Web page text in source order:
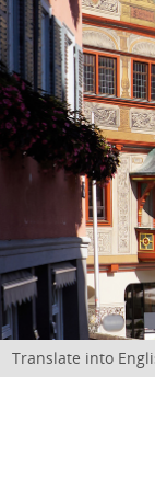
Translate into